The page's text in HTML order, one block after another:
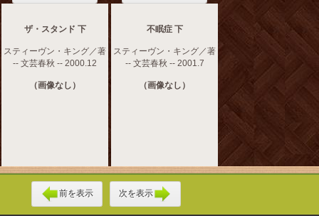
ザ・スタンド 下
スティーヴン・キング／著
-- 文芸春秋 -- 2000.12
（画像なし）
不眠症 下
スティーヴン・キング／著
-- 文芸春秋 -- 2001.7
（画像なし）
前を表示 次を表示